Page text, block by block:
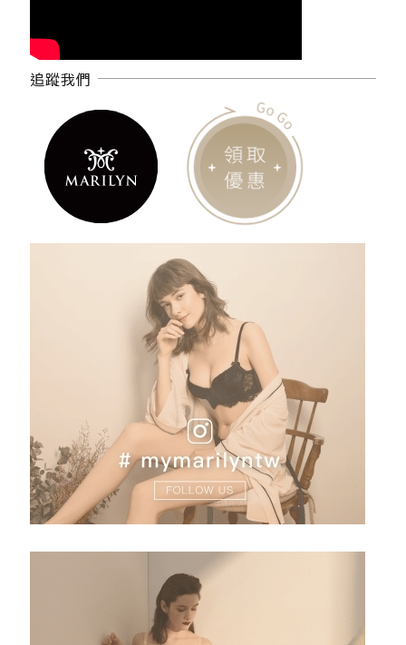
追蹤我們